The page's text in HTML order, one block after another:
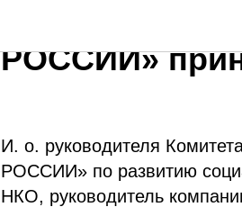
РОССИИ»
И. о. руководителя
РОССИИ» по развитию
НКО, руководитель